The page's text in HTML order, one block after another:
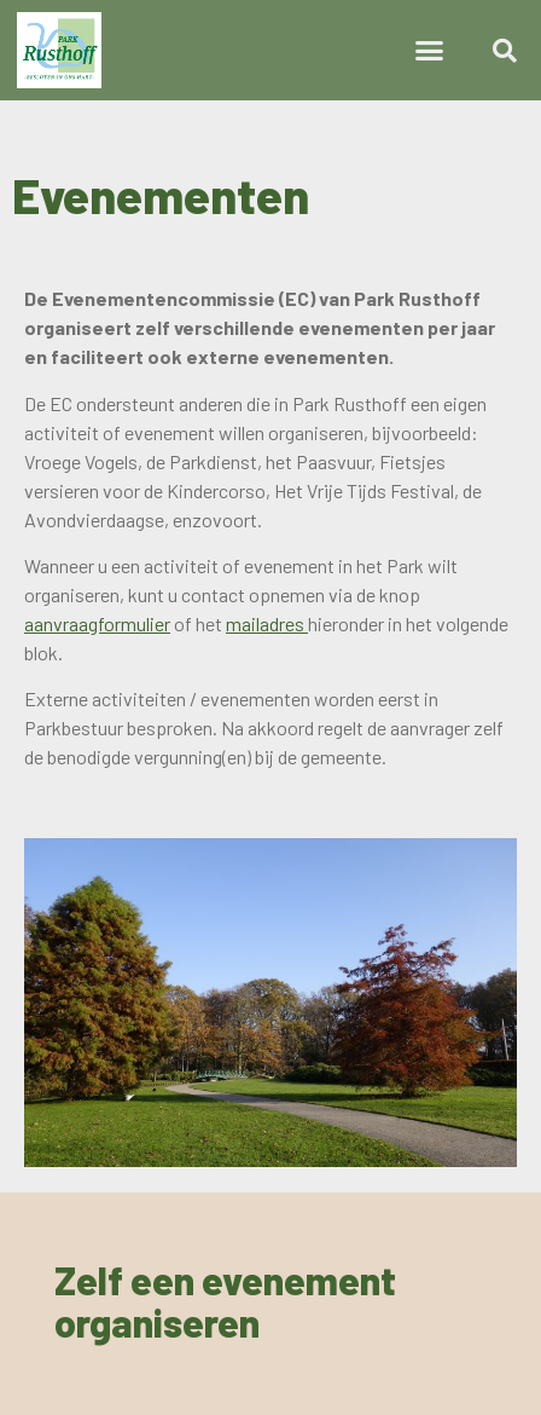
Evenementen­
De Evenementencommissie (EC) van Park Rusthoff
organiseert zelf verschillende evenementen per jaar
en faciliteert ook externe evenementen.
De EC ondersteunt anderen die in Park Rusthoff een eigen
activiteit of evenement willen organiseren, bijvoorbeeld:
Vroege Vogels, de Parkdienst, het Paasvuur, Fietsjes
versieren voor de Kindercorso, Het Vrije Tijds Festival, de
Avondvierdaagse, enzovoort.
Wanneer u een activiteit of evenement in het Park wilt
organiseren, kunt u contact opnemen via de knop
aanvraagformulier of het mailadres hieronder in het volgende
blok.
Externe activiteiten / evenementen worden eerst in
Parkbestuur besproken. Na akkoord regelt de aanvrager zelf
de benodigde vergunning(en) bij de gemeente.
Zelf een evenement
organiseren